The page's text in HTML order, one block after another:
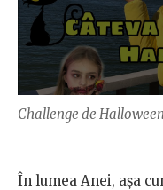
Challenge de
În lumea Anei, așa